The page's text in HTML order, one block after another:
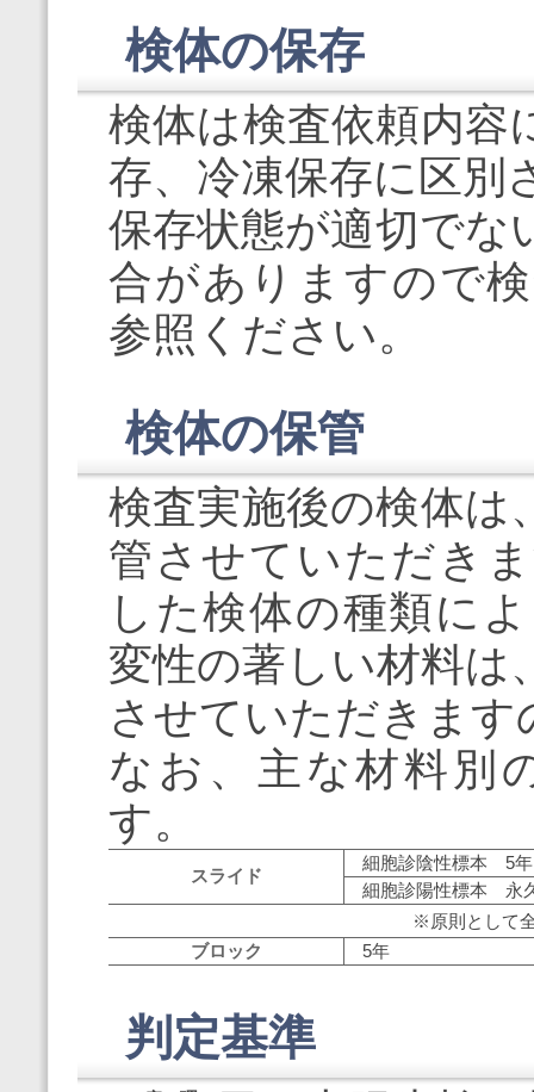
検体の保存
検体は検査依頼内容
存、冷凍保存に区別
保存状態が適切でな
合がありますので
参照ください。
検体の保管
検査実施後の検体は
管させていただき
した検体の種類に
変性の著しい材料は
させていただきま
なお、主な材料別
す。
スライド
細胞診陰性標本 5年
細胞診陽性標本 永
※原則として
ブロック
5年
判定基準